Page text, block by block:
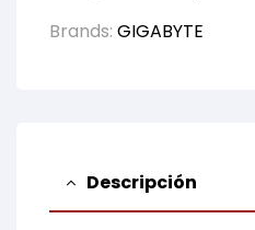
Brands: GIGABYTE
Descripción